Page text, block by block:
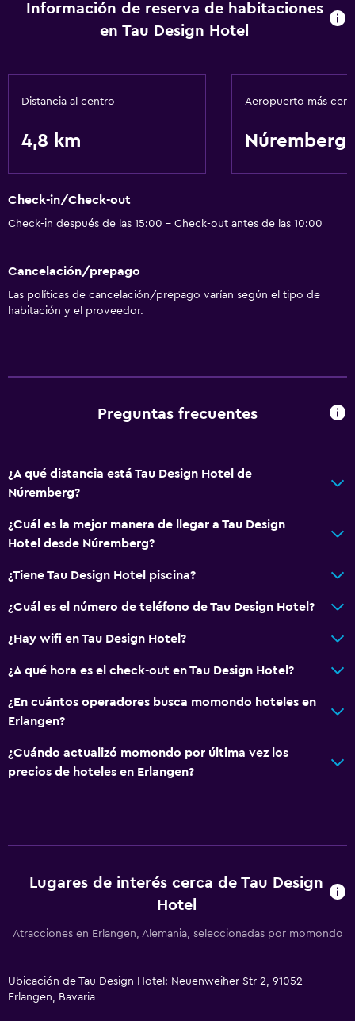
Wifi gratis
Información de reserva de habitaciones
en Tau Design Hotel
Distancia al centro
4,8 km
Aeropuerto más
Núremberg
Check-in/Check-out
Check-in después de las 15:00 - Check-out antes de las 10:00
Cancelación/prepago
Las políticas de cancelación/prepago varían según el tipo de
habitación y el proveedor.
Preguntas frecuentes
¿A qué distancia está Tau Design Hotel de
Núremberg?
¿Cuál es la mejor manera de llegar a Tau Design
Hotel desde Núremberg?
¿Tiene Tau Design Hotel piscina?
¿Cuál es el número de teléfono de Tau Design Hotel?
¿Hay wifi en Tau Design Hotel?
¿A qué hora es el check-out en Tau Design Hotel?
¿En cuántos operadores busca momondo hoteles en
Erlangen?
¿Cuándo actualizó momondo por última vez los
precios de hoteles en Erlangen?
Lugares de interés cerca de Tau Design
Hotel
Atracciones en Erlangen, Alemania, seleccionadas por momondo
Ubicación de Tau Design Hotel: Neuenweiher Str 2, 91052
Erlangen, Bavaria